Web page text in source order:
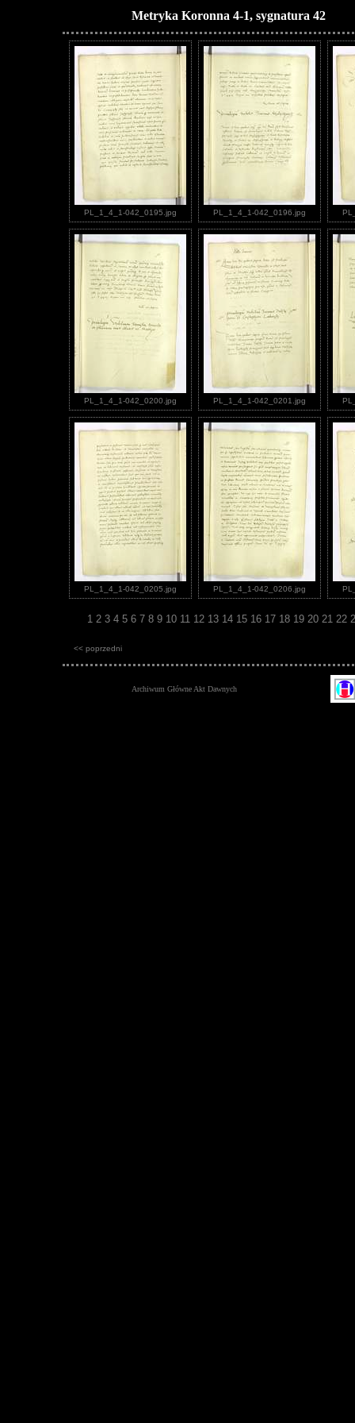
Metryka Koronna 4-1, sygnatura 42
PL_1_4_1-042_0195.jpg PL_1_4_1-042_0196.jpg
PL_1_4_1-042_0200.jpg PL_1_4_1-042_0201.jpg
PL_1_4_1-042_0205.jpg PL_1_4_1-042_0206.jpg
1 2 3 4 5 6 7 8 9 10 11 12 13 14 15 16 17 18 19 20 21 22
<< poprzedni
Archiwum Główne Akt Dawnych